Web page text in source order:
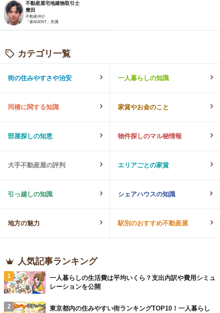
不動産屋宅地建物取引士
豊田
不動産仲介
「家AGENT」所属
カテゴリ一覧
街の住みやすさや治安 一人暮らしの知識
同棲に関する知識 家賃やお金のこと
部屋探しの知恵 物件探しのマル秘情報
大手不動産屋の評判 エリアごとの家賃
引っ越しの知識 シェアハウスの知識
地方の魅力 駅別のおすすめ不動産屋
人気記事ランキング
1
一人暮らしの生活費は平均いくら？支出内訳や費用シミュ
レーションを公開
2
東京都内の住みやすい街ランキングTOP10！一人暮らし